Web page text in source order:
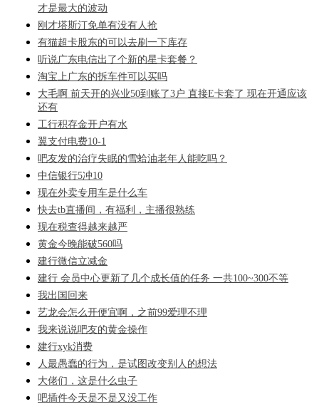
才是最大的波动
刚才塔斯汀免单有没有人抢
有猫超卡股东的可以去刷一下库存
听说广东电信出了个新的星卡套餐？
淘宝上广东的拆车件可以买吗
大毛啊 前天开的兴业50到账了3户 直接E卡套了 现在开通应该
还有
工行积存金开户有水
翼支付电费10-1
吧友发的治疗失眠的雪蛤油老年人能吃吗？
中信银行5冲10
现在外卖专用车是什么车
快去tb直播间，有福利，主播很熟练
现在税查得越来越严
黄金今晚能破560吗
建行微信立减金
建行 会员中心更新了几个成长值的任务 一共100~300不等
我出国回来
艺龙会怎么开便宜啊，之前99爱理不理
我来说说吧友的黄金操作
建行xyk消费
人最愚蠢的行为，是试图改变别人的想法
大佬们，这是什么虫子
吧插件今天是不是又没工作